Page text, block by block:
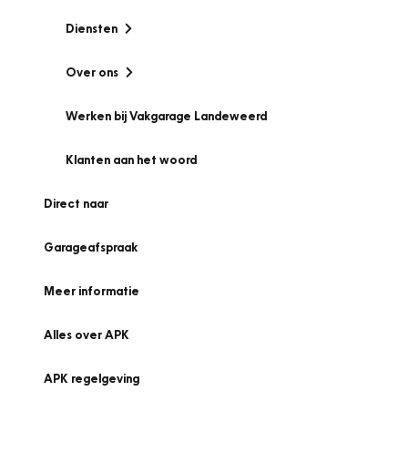
Diensten
Over ons
Werken bij Vakgarage Landeweerd
Klanten aan het woord
Direct naar
Garageafspraak
Meer informatie
Alles over APK
APK regelgeving